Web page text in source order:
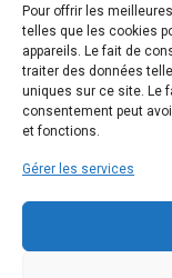
Pour offrir les
telles que les cookies
appareils. Le fait de
traiter des données
uniques sur ce site. Le
consentement peut
et fonctions.
Gérer les services